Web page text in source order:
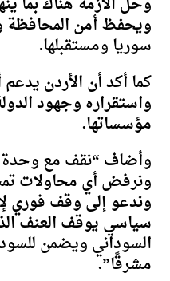
ويحفظ أمن المحافظة
سوريا ومستقبلها.
كما أكد أن الأردن
واستقراره وجهود
مؤسساتها.
وأضاف “نقف مع وحدة
ونرفض أي محاولات
وندعو إلى وقف فوري
سياسي يوقف العنف
السوداني ويضمن
مشرقًا”.